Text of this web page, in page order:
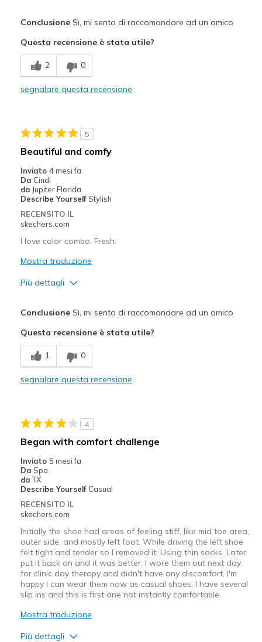
Comfortable
Durable
A little tight at toes
Migliori Utilizzi:
Casual Wear
Width
Sizing
View On Shoes
I'm Into Shoes
ConclusioneSì, mi sento di raccomandare ad un amico
Questa recensione è stata utile?
2 0
segnalare questa recensione
5
Beautiful and comfy
Inviato 4 mesi fa
Da Cindi
da Jupiter Florida
Describe Yourself Stylish
RECENSITO IL
skechers.com
I love color combo. Fresh.
Mostra traduzione
Più dettagli
Comfortable
Stylish
Going Out
Sizing
Feels true to size
View On Shoes
I'm Into Shoes
ConclusioneSì, mi sento di raccomandare ad un amico
Questa recensione è stata utile?
1 0
segnalare questa recensione
4
Began with comfort challenge
Inviato 5 mesi fa
Da Spa
da TX
Describe Yourself Casual
RECENSITO IL
skechers.com
Initially the shoe had areas of feeling stiff, like mid toe area,
outer side, and mostly left foot. While driving the left shoe
felt tight and tender so I removed it. Using thin socks. Later
put it back on and it was better. I wore them out next day
for clinic day therapy and didn't have any discomfort. I'm
happy I can wear them now as casual shoes. I have several
slip ins and this is first one not instantly comfortable.
Mostra traduzione
Più dettagli